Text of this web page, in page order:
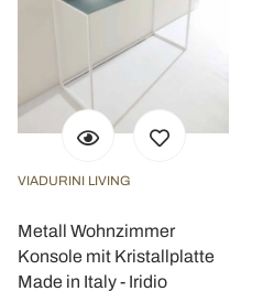
VIADURINI LIVING
Metall Wohnzimmer
Konsole mit Kristallplatte
Made in Italy - Iridio